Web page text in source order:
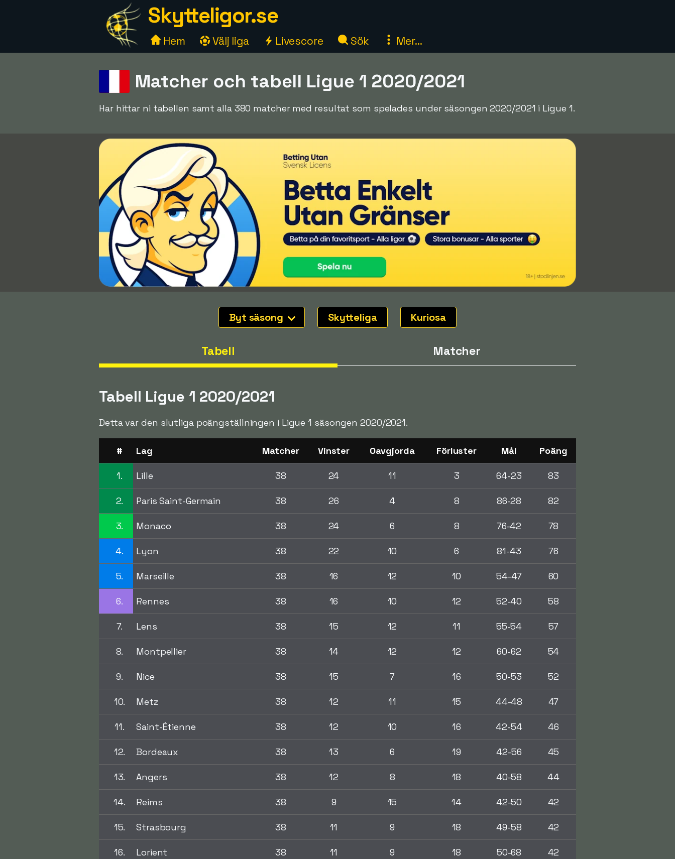
Skytteligor.se
Hem Välj liga Livescore Sök Mer...
Matcher och tabell Ligue 1 2020/2021
Har hittar ni tabellen samt alla 380 matcher med resultat som spelades under säsongen 2020/2021 i Ligue 1.
Byt säsong Skytteliga Kuriosa
Tabell Matcher
Tabell Ligue 1 2020/2021
Detta var den slutliga poängställningen i Ligue 1 säsongen 2020/2021.
# Lag Matcher Vinster Oavgjorda Förluster Mål Poäng
1. Lille 38 24 11 3 64-23 83
2. Paris Saint-Germain 38 26 4 8 86-28 82
3. Monaco 38 24 6 8 76-42 78
4. Lyon 38 22 10 6 81-43 76
5. Marseille 38 16 12 10 54-47 60
6. Rennes 38 16 10 12 52-40 58
7. Lens 38 15 12 11 55-54 57
8. Montpellier 38 14 12 12 60-62 54
9. Nice 38 15 7 16 50-53 52
10. Metz 38 12 11 15 44-48 47
11. Saint-Étienne 38 12 10 16 42-54 46
12. Bordeaux 38 13 6 19 42-56 45
13. Angers 38 12 8 18 40-58 44
14. Reims 38 9 15 14 42-50 42
15. Strasbourg 38 11 9 18 49-58 42
16. Lorient 38 11 9 18 50-68 42